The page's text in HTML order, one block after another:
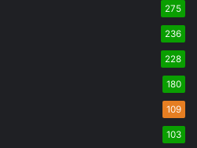
275
236
228
180
109
103